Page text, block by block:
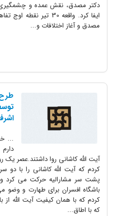
دکتر مصدق، نقش عمده و چشمگیری
ایفا کرد. واقعه 30 تیر
مصدق و آغاز اختلافات و...
دارم
آیت الله کاشانی روا داشتند.عصر یک
کردم که آیت الله کاشانی را با دو
پشت سر مشارالیه حرکت می کرد و
باشگاه افسران برای طهارت و وضو
کردم که با همان کیفیت آیت الله از
که با اطاق...